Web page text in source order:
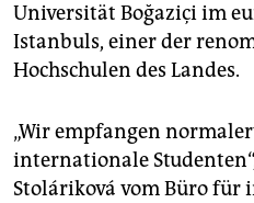
Universität Boğaziçi im
Istanbuls, einer der
Hochschulen des Landes.
„Wir empfangen
internationale
Stoláriková vom Büro